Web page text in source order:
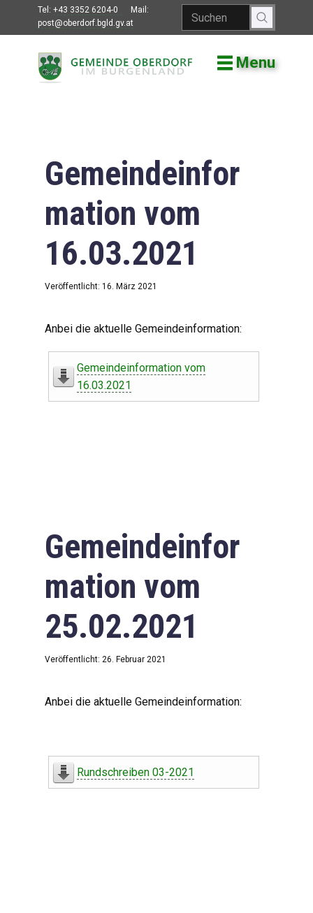
Tel: +43 3352 6204-0
Mail:
post@oberdorf.bgld.gv.at
Menu
Willkommen
Gemeindeamt
Gemeinderat
Bildung
Vereine
Leben in Oberdorf
Downloads
Impressum
Datenschutzerklärung
Gemeindeinfor
mation vom
16.03.2021
Veröffentlicht: 16. März 2021
Anbei die aktuelle Gemeindeinformation:
Gemeindeinformation vom
16.03.2021
Gemeindeinfor
mation vom
25.02.2021
Veröffentlicht: 26. Februar 2021
Anbei die aktuelle Gemeindeinformation:
Rundschreiben 03-2021